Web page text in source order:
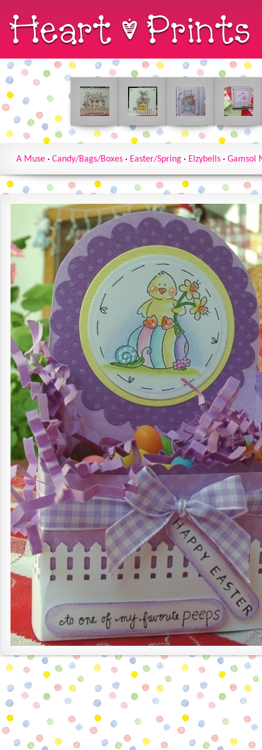
A Muse · Candy/Bags/Boxes · Easter/Spring · Elzybells · Gamsol